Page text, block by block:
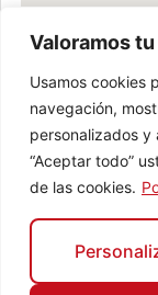
Valoramos
Usamos cookies
navegación,
personalizados y
“Aceptar todo”
de las cookies.